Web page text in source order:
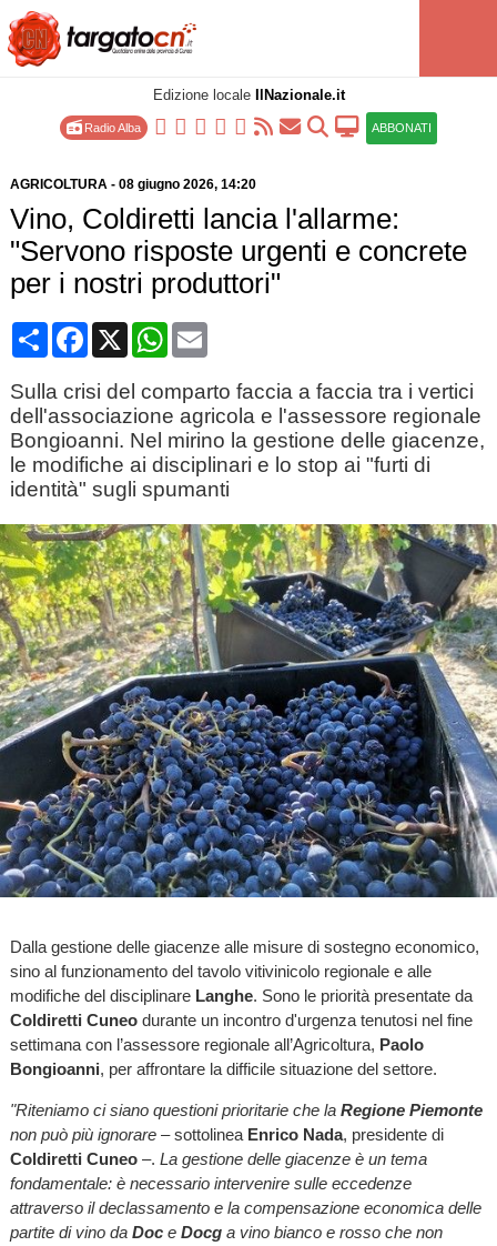
Edizione locale IlNazionale.it
Radio Alba ABBONATI
AGRICOLTURA- 08 giugno 2026, 14:20
Vino, Coldiretti lancia l'allarme:
"Servono risposte urgenti e concrete
per i nostri produttori"
CondividiFacebook
X WhatsApp
Email
Sulla crisi del comparto faccia a faccia tra i vertici
dell'associazione agricola e l'assessore regionale
Bongioanni. Nel mirino la gestione delle giacenze,
le modifiche ai disciplinari e lo stop ai "furti di
identità" sugli spumanti
Dalla gestione delle giacenze alle misure di sostegno economico,
sino al funzionamento del tavolo vitivinicolo regionale e alle
modifiche del disciplinare Langhe. Sono le priorità presentate da
Coldiretti Cuneodurante un incontro d'urgenza tenutosi nel fine
settimana con l’assessore regionale all’Agricoltura, Paolo
Bongioanni, per affrontare la difficile situazione del settore.
"Riteniamo ci siano questioni prioritarie che la Regione Piemonte
non può più ignorare – sottolinea Enrico Nada, presidente di
Coldiretti Cuneo–. La gestione delle giacenze è un tema
fondamentale: è necessario intervenire sulle eccedenze
attraverso il declassamento e la compensazione economica delle
partite di vino da Doce Docga vino bianco e rosso che non